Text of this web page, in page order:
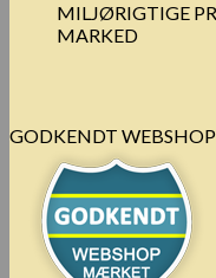
MILJØRIGTIGE
MARKED
GODKENDT WEBSHOP